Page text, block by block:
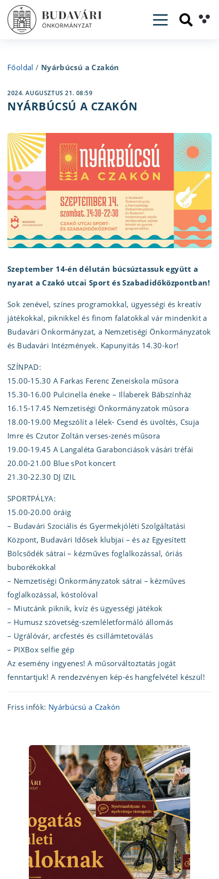
Toggle
Főoldal / Nyárbúcsú a Czakón
2024. AUGUSZTUS 21. 08:59
NYÁRBÚCSÚ A CZAKÓN
Szeptember 14-én délután búcsúztassuk együtt a
nyarat a Czakó utcai Sport és Szabadidőközpontban!
Sok zenével, színes programokkal, ügyességi és kreatív
játékokkal, piknikkel és finom falatokkal vár mindenkit a
Budavári Önkormányzat, a Nemzetiségi Önkormányzatok
és Budavári Intézmények. Kapunyitás 14.30-kor!
SZÍNPAD:
15.00-15.30 A Farkas Ferenc Zeneiskola műsora
15.30-16.00 Pulcinella éneke – Illaberek Bábszínház
16.15-17.45 Nemzetiségi Önkormányzatok műsora
18.00-19.00 Megszólít a lélek- Csend és üvöltés, Csuja
Imre és Czutor Zoltán verses-zenés műsora
19.00-19.45 A Langaléta Garabonciások vásári tréfái
20.00-21.00 Blue sPot koncert
21.30-22.30 DJ IZIL
SPORTPÁLYA:
15.00-20.00 óráig
– Budavári Szociális és Gyermekjóléti Szolgáltatási
Központ, Budavári Idősek klubjai – és az Egyesített
Bölcsődék sátrai – kézműves foglalkozással, óriás
buborékokkal
– Nemzetiségi Önkormányzatok sátrai – kézműves
foglalkozással, kóstolóval
– Miutcánk piknik, kvíz és ügyességi játékok
– Humusz szövetség-szemléletformáló állomás
– Ugrálóvár, arcfestés és csillámtetoválás
– PIXBox selfie gép
Az esemény ingyenes! A műsorváltoztatás jogát
fenntartjuk! A rendezvényen kép-és hangfelvétel készül!
Friss infók: Nyárbúcsú a Czakón